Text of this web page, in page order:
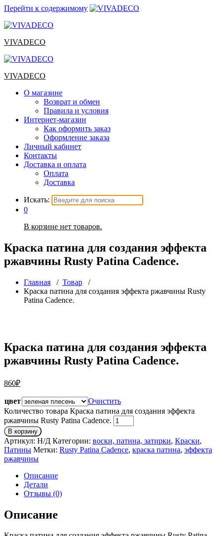
Перейти к содержимому
VIVADECO
VIVADECO
О магазине
Возврат и обмен
Правила и условия
Интернет-магазин
Как оформить заказ
Оформление заказа
Личный кабинет
Контакты
Доставка и оплата
Оплата
Доставка
Искать:
0
В корзине нет товаров.
Краска патина для создания эффекта
ржавчины Rusty Patina Cadence.
Главная / Товар /
Краска патина для создания эффекта ржавчины Rusty
Patina Cadence.
Краска патина для создания эффекта
ржавчины Rusty Patina Cadence.
860₽
цвет
Очистить
Количество товара Краска патина для создания эффекта
ржавчины Rusty Patina Cadence.
В корзину
Артикул: Н/Д Категории: воски, патина, затирки, Краски,
Патины Метки: Rusty Patina Cadence, краска патина, эффекта
ржавчины
Описание
Детали
Отзывы (0)
Описание